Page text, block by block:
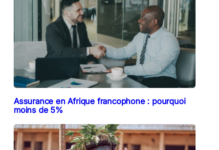
Assurance en Afrique francophone : pourquoi
moins de 5%